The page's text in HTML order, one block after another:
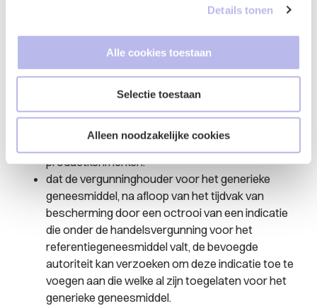
Details tonen
Alle cookies toestaan
Selectie toestaan
Alleen noodzakelijke cookies
een generiek product om gebruik te maken van
dat het standpunt van de Nederlandse regering
niet te rijmen valt met het fundamentele
uitgangspunt dat elk in de handel gebracht
geneesmiddel moet voldoen aan de voorwaarden
van de handelsvergunning, die tot uitdrukking
moeten komen in de samenvatting van de
productkenmerken.
dat de vergunninghouder voor het generieke
geneesmiddel, na afloop van het tijdvak van
bescherming door een octrooi van een indicatie
die onder de handelsvergunning voor het
referentiegeneesmiddel valt, de bevoegde
autoriteit kan verzoeken om deze indicatie toe te
voegen aan die welke al zijn toegelaten voor het
generieke geneesmiddel.